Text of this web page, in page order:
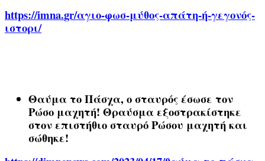
https://imna.gr/αγιο-φωσ-μύθος-απάτη-ή-γεγονός-
ιστορι/
Θαύμα το Πάσχα, ο σταυρός έσωσε τον
Ρώσο μαχητή! Θραύσμα εξοστρακίστηκε
στον επιστήθιο σταυρό Ρώσου μαχητή και
σώθηκε!